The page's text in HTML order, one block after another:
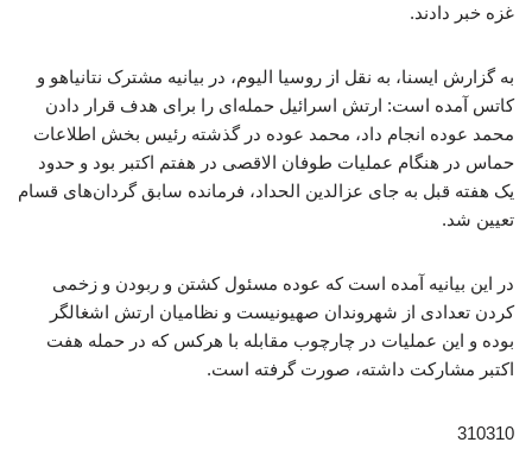
غزه خبر دادند.
به گزارش ایسنا، به نقل از روسیا الیوم،‌ در بیانیه مشترک نتانیاهو و
کاتس آمده است: ارتش اسرائیل حمله‌ای را برای هدف قرار دادن
محمد عوده انجام داد، محمد عوده در گذشته رئیس بخش اطلاعات
حماس در هنگام عملیات طوفان الاقصی در هفتم اکتبر بود و حدود
یک هفته قبل به جای عزالدین الحداد، فرمانده سابق گردان‌های قسام
تعیین شد.
در این بیانیه آمده است که عوده مسئول کشتن و ربودن و زخمی
کردن تعدادی از شهروندان صهیونیست و نظامیان ارتش اشغالگر
بوده و این عملیات در چارچوب مقابله با هرکس که در حمله هفت
اکتبر مشارکت داشته، صورت گرفته است.
310310